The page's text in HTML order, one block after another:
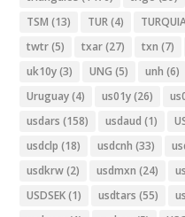
TSM (13) TUR(4)
twtr(5) txar(27) txn (7)
uk10y(3) UNG (5) unh (6)
Uruguay(4) us01y(26)
usdars (158) usdaud (1)
usdclp (18) usdcnh (33)
usdkrw(2) usdmxn (24)
USDSEK(1) usdtars (55)